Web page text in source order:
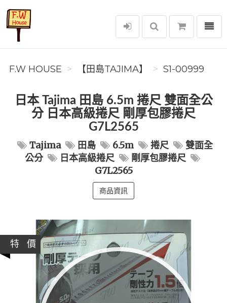
F.W House
選單
F.W HOUSE 【田島TAJIMA】 S1-00999
日本 Tajima 田島 6.5m 捲尺 雙面全公
分 日本高級捲尺 剛厚包膠捲尺
G7L2565
Tajima 田島 6.5m 捲尺
雙面全
公分
日本高級捲尺
剛厚包膠捲尺
G7L2565
商品資訊
特 價